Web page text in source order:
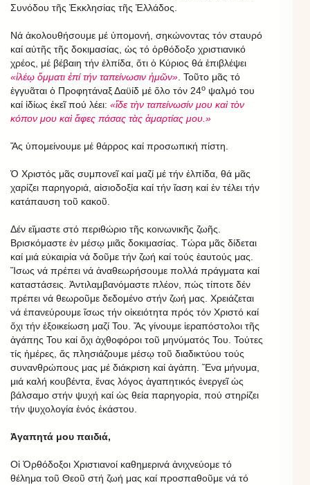
Συνόδου τῆς Ἐκκλησίας τῆς Ἑλλάδος.
Νά ἀκολουθήσουμε μέ ὑπομονή, σηκώνοντας τόν σταυρό
καί αὐτῆς τῆς δοκιμασίας, ὡς τό ὀρθόδοξο χριστιανικό
χρέος, μέ βέβαιη τήν ἐλπίδα, ὅτι ὁ Κύριος θά ἐπιβλέψει
«ἱλέῳ ὄμματι ἐπί τήν ταπείνωσιν ἡμῶν» . Τοῦτο μᾶς τό
ἐγγυᾶται ὁ Προφητάναξ Δαϋίδ μέ ὅλο τόν 24ο ψαλμό του
καί ἰδίως ἐκεῖ πού λέει: «ἴδε τὴν ταπείνωσίν μου καὶ τὸν
κόπον μου καὶ ἄφες πάσας τὰς ἁμαρτίας μου.»
Ἄς ὑπομείνουμε μέ θάρρος καί προσωπική πίστη.
Ὁ Χριστός μᾶς συμπονεῖ καί μαζί μέ τήν ἐλπίδα, θά μᾶς
χαρίζει παρηγοριά, αἰσιοδοξία καί τήν ἴαση καί ἐν τέλει τήν
κατάπαυση τοῦ κακοῦ.
Δέν εἴμαστε στό περιθώριο τῆς κοινωνικῆς ζωῆς.
Βρισκόμαστε ἐν μέσῳ μιᾶς δοκιμασίας. Τώρα μᾶς δίδεται
καί μιά εὐκαιρία νά δοῦμε τήν ζωή καί τούς ἑαυτούς μας.
Ἴσως νά πρέπει νά ἀναθεωρήσουμε πολλά πράγματα καί
καταστάσεις. Ἀντιλαμβανόμαστε πλέον, πώς τίποτε δέν
πρέπει νά θεωροῦμε δεδομένο στήν ζωή μας. Χρειάζεται
νά ἐπανεύρουμε ἴσως τήν οἰκειότητα πρός τόν Χριστό καί
ὄχι τήν ἐξοικείωση μαζί Του. Ἄς γίνουμε ἱεραπόστολοι τῆς
ἀγάπης Του καί ὄχι ἀχθοφόροι τοῦ μηνύματός Του. Τούτες
τίς ἡμέρες, ἄς πλησιάζουμε μέσῳ τοῦ διαδικτύου τούς
συνανθρώπους μας μέ διάκριση καί ἀγάπη. Ἕνα μήνυμα,
μιά καλή κουβέντα, ἕνας λόγος ἀγαπητικός ἐνεργεῖ ὡς
βάλσαμο στήν ψυχή καί ὡς θεία παρηγορία, πού στηρίζει
τήν ψυχολογία ἑνός ἑκάστου.
Ἀγαπητά μου παιδιά,
Οἱ Ὀρθόδοξοι Χριστιανοί καθημερινά ἀνιχνεύομε τό
θέλημα τοῦ Θεοῦ στή ζωή μας καί προσπαθοῦμε νά τό